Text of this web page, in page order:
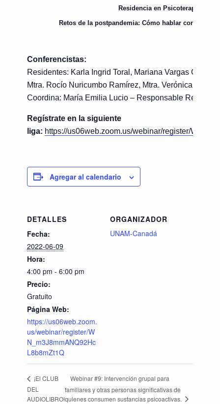
Residencia en Psicoterapia
Retos de la postpandemia: Cómo hablar con los
Conferencistas:
Residentes: Karla Ingrid Toral, Mariana Vargas Gómez
Mtra. Rocío Nuricumbo Ramírez, Mtra. Verónica Ruiz
Coordina: María Emilia Lucio – Responsable
Regístrate en la siguiente
liga: https://us06web.zoom.us/webinar/register/
Agregar al calendario
DETALLES
Fecha:
2022-06-09
Hora:
4:00 pm - 6:00 pm
Precio:
Gratuito
Página Web:
https://us06web.zoom.
us/webinar/register/W
N_m3J8mmANQ92Hc
L8b8mZt1Q
ORGANIZADOR
UNAM-Canadá
¡El CLUB
DEL
AUDIOLIBRO!
Webinar #9: Intervención grupal para
familiares y otras personas significativas de
quienes consumen sustancias psicoactivas.